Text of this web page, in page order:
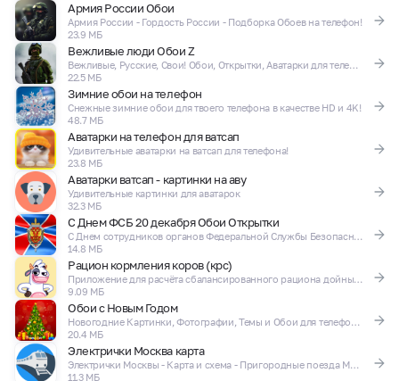
Армия России Обои
Армия России - Гордость России - Подборка Обоев на телефон!
23.9 МБ
Вежливые люди Обои Z
Вежливые, Русские, Свои! Обои, Открытки, Аватарки для телефона
22.5 МБ
Зимние обои на телефон
Снежные зимние обои для твоего телефона в качестве HD и 4K!
48.7 МБ
Аватарки на телефон для ватсап
Удивительные аватарки на ватсап для телефона!
23.8 МБ
Аватарки ватсап - картинки на аву
Удивительные картинки для аватарок
32.3 МБ
С Днем ФСБ 20 декабря Обои Открытки
С Днем сотрудников органов Федеральной Службы Безопасности! Обои и открытки!
14.8 МБ
Рацион кормления коров (крс)
Приложение для расчёта сбалансированного рациона дойных коров (КРС)
9.09 МБ
Обои с Новым Годом
Новогодние Картинки, Фотографии, Темы и Обои для телефона!
20.4 МБ
Электрички Москва карта
Электрички Москвы - Карта и схема - Пригородные поезда Москвы и области
11.3 МБ